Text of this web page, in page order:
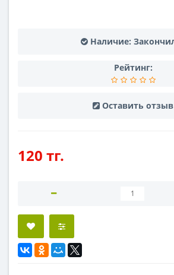
Наличие:
Рейтинг:
Оставить отзыв
120 тг.